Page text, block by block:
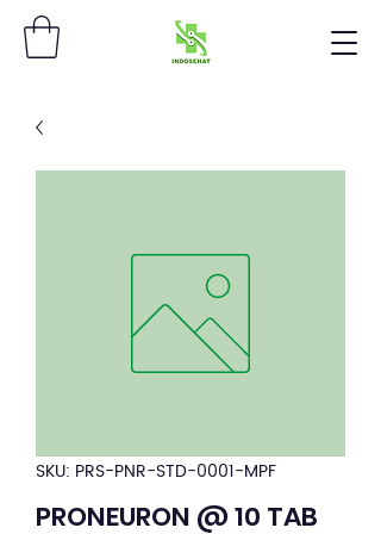
SKU: PRS-PNR-STD-0001-MPF
PRONEURON @ 10 TAB